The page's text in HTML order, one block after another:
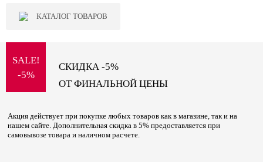
КАТАЛОГ ТОВАРОВ
SALE!
-5%
СКИДКА -5%
ОТ ФИНАЛЬНОЙ ЦЕНЫ
Акция действует при покупке любых товаров как в магазине, так и на
нашем сайте. Дополнительная скидка в 5% предоставляется при
самовывозе товара и наличном расчете.